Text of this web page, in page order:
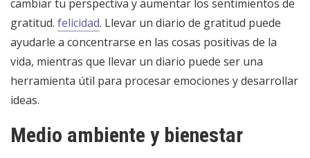
cambiar tu perspectiva y aumentar los sentimientos de
gratitud. felicidad. Llevar un diario de gratitud puede
ayudarle a concentrarse en las cosas positivas de la
vida, mientras que llevar un diario puede ser una
herramienta útil para procesar emociones y desarrollar
ideas.
Medio ambiente y bienestar